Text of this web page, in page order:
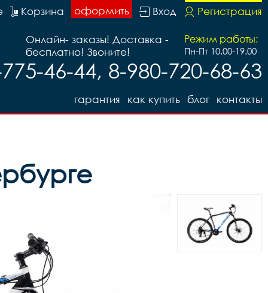
Регистрация
Вход
оформить
Корзина
Режим работы:
Пн-Пт 10.00-19.00
Онлайн- заказы! Доставка -
бесплатно! Звоните!
46-44, 8-980-720-68-63
контакты
блог
как купить
гарантия